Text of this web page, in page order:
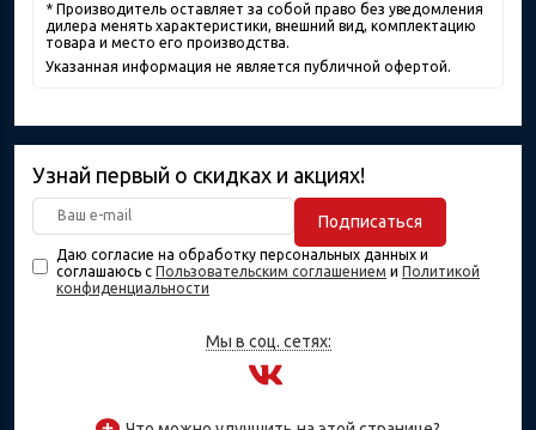
* Производитель оставляет за собой право без уведомления
дилера менять характеристики, внешний вид, комплектацию
товара и место его производства.
Указанная информация не является публичной офертой.
Узнай первый о скидках и акциях!
Подписаться
Даю согласие на обработку персональных данных и
соглашаюсь с Пользовательским соглашением и Политикой
конфиденциальности
Мы в соц. сетях: